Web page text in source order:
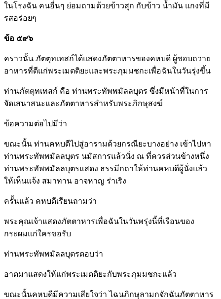
ในโรงฉัน คนอื่นๆ ย่อมถามด้วยข้าวสุก กับข้าว น้ำมัน แกงที่มี
รสอร่อยๆ
ข้อ ๕๙๖
คราวนั้น ภัตตุทเทสก์ได้แสดงภัตตาหารของคหบดี ผู้ชอบถวาย
อาหารที่ดีแก่พระเมตติยะและพระภุมมชกะเพื่อฉันในวันรุ่งขึ้น
ท่านภัตตุทเทสก์ คือ ท่านพระทัพพมัลลบุตร ซึ่งมีหน้าที่ในการ
จัดเสนาสนะและภัตตาหารสำหรับพระภิกษุสงฆ์
ข้อความต่อไปมีว่า
ขณะนั้น ท่านคหบดีไปสู่อารามด้วยกรณียะบางอย่าง เข้าไปหา
ท่านพระทัพพมัลลบุตร นมัสการแล้วนั่ง ณ ที่ควรส่วนข้างหนึ่ง
ท่านพระทัพพมัลลบุตรแสดง ธรรมีกถาให้ท่านคหบดีผู้นั่งแล้ว
ให้เห็นแจ้ง สมาทาน อาจหาญ ร่าเริง
ครั้นแล้ว คหบดีเรียนถามว่า
พระคุณเจ้าแสดงภัตตาหารเพื่อฉันในวันพรุ่งนี้ที่เรือนของ
กระผมแก่ใครขอรับ
ท่านพระทัพพมัลลบุตรตอบว่า
อาตมาแสดงให้แก่พระเมตติยะกับพระภุมมชกะแล้ว
ขณะนั้นคหบดีมีความเสียใจว่า ไฉนภิกษุลามกจักฉันภัตตาหาร